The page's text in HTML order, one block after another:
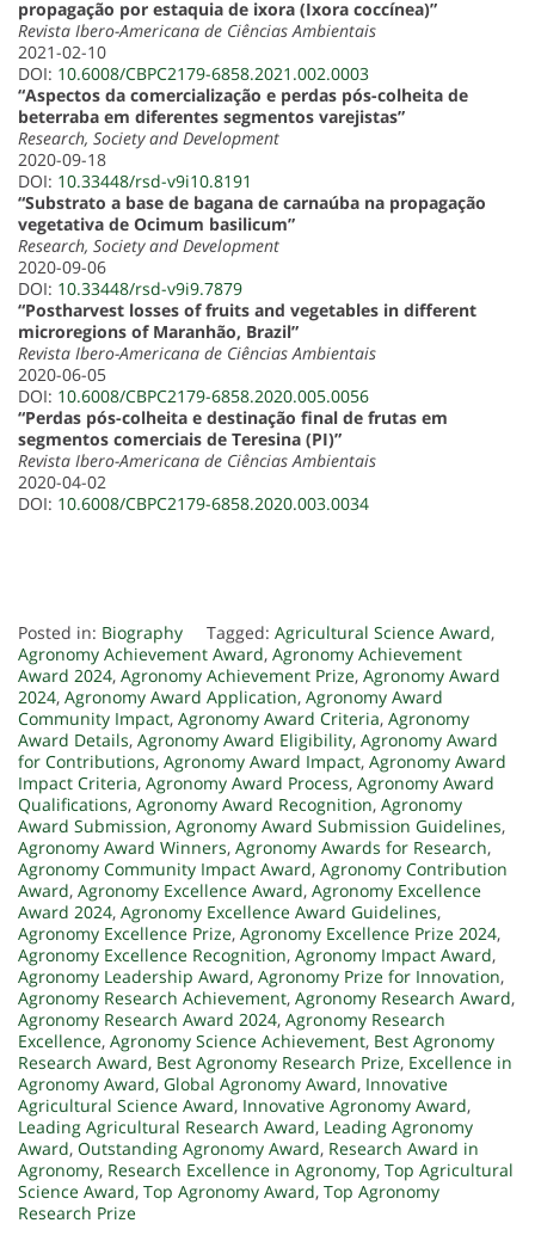
propagação por estaquia de ixora (Ixora coccínea)”
Revista Ibero-Americana de Ciências Ambientais
2021-02-10
DOI: 10.6008/CBPC2179-6858.2021.002.0003
“Aspectos da comercialização e perdas pós-colheita de
beterraba em diferentes segmentos varejistas”
Research, Society and Development
2020-09-18
DOI: 10.33448/rsd-v9i10.8191
“Substrato a base de bagana de carnaúba na propagação
vegetativa de Ocimum basilicum”
Research, Society and Development
2020-09-06
DOI: 10.33448/rsd-v9i9.7879
“Postharvest losses of fruits and vegetables in different
microregions of Maranhão, Brazil”
Revista Ibero-Americana de Ciências Ambientais
2020-06-05
DOI: 10.6008/CBPC2179-6858.2020.005.0056
“Perdas pós-colheita e destinação final de frutas em
segmentos comerciais de Teresina (PI)”
Revista Ibero-Americana de Ciências Ambientais
2020-04-02
DOI: 10.6008/CBPC2179-6858.2020.003.0034
Posted in: Biography Tagged: Agricultural Science Award,
Agronomy Achievement Award, Agronomy Achievement
Award 2024, Agronomy Achievement Prize, Agronomy Award
2024, Agronomy Award Application, Agronomy Award
Community Impact, Agronomy Award Criteria, Agronomy
Award Details, Agronomy Award Eligibility, Agronomy Award
for Contributions, Agronomy Award Impact, Agronomy Award
Impact Criteria, Agronomy Award Process, Agronomy Award
Qualifications, Agronomy Award Recognition, Agronomy
Award Submission, Agronomy Award Submission Guidelines,
Agronomy Award Winners, Agronomy Awards for Research,
Agronomy Community Impact Award, Agronomy Contribution
Award, Agronomy Excellence Award, Agronomy Excellence
Award 2024, Agronomy Excellence Award Guidelines,
Agronomy Excellence Prize, Agronomy Excellence Prize 2024,
Agronomy Excellence Recognition, Agronomy Impact Award,
Agronomy Leadership Award, Agronomy Prize for Innovation,
Agronomy Research Achievement, Agronomy Research Award,
Agronomy Research Award 2024, Agronomy Research
Excellence, Agronomy Science Achievement, Best Agronomy
Research Award, Best Agronomy Research Prize, Excellence in
Agronomy Award, Global Agronomy Award, Innovative
Agricultural Science Award, Innovative Agronomy Award,
Leading Agricultural Research Award, Leading Agronomy
Award, Outstanding Agronomy Award, Research Award in
Agronomy, Research Excellence in Agronomy, Top Agricultural
Science Award, Top Agronomy Award, Top Agronomy
Research Prize